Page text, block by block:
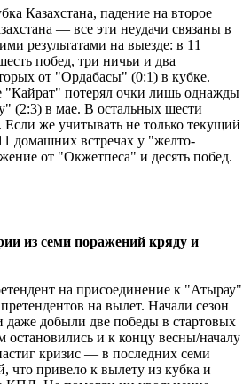
Казахстана, падение на второе
― все эти неудачи связаны в
результатами на выезде: в 11
побед, три ничьи и два
от "Ордабасы" (0:1) в кубке.
"Кайрат" потерял очки лишь однажды
(2:3) в мае. В остальных шести
же учитывать не только текущий
домашних встречах у "желто-
от "Окжетпеса" и десять побед.
из семи поражений кряду и
на присоединение к "Атырау"
на вылет. Начали сезон
даже добыли две победы в стартовых
остановились и к концу весны/началу
кризис ― в последних семи
что привело к вылету из кубка и